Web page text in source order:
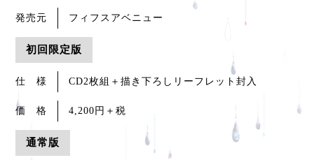
発売元 フィフスアベニュー
初回限定版
仕 様 CD2枚組＋描き下ろしリーフレット封入
価 格 4,200円 ＋税
通常版